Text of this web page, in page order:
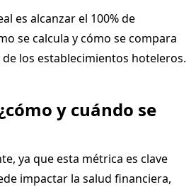
es alcanzar el 100% de
se calcula y cómo se compara
los establecimientos hoteleros.
y cuándo se
ya que esta métrica es clave
impactar la salud financiera,